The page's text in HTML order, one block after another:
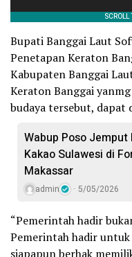
Bupati Banggai Laut
Penetapan Keraton
Kabupaten Banggai
Keraton Banggai
budaya tersebut, dapat
Wabup Poso Jemput
Kakao Sulawesi di
Makassar
admin 5/05/2026
“Pemerintah hadir
Pemerintah hadir untuk
siapapun berhak